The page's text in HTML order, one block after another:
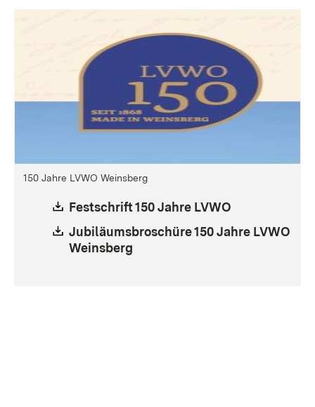
150 Jahre LVWO Weinsberg
Download:
Festschrift 150 Jahre LVWO
Download:
Jubiläumsbroschüre 150 Jahre LVWO
Weinsberg